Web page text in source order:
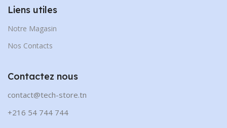
Liens utiles
Notre Magasin
Nos Contacts
Contactez nous
contact@tech-store.tn
+216 54 744 744